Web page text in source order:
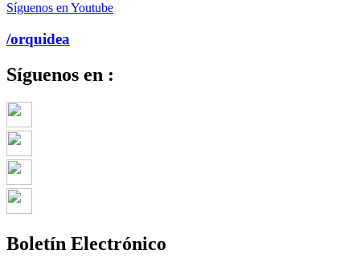
Síguenos en Youtube
/orquidea
Síguenos en :
Boletín Electrónico